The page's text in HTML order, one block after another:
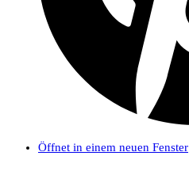
Öffnet in einem neuen Fenster